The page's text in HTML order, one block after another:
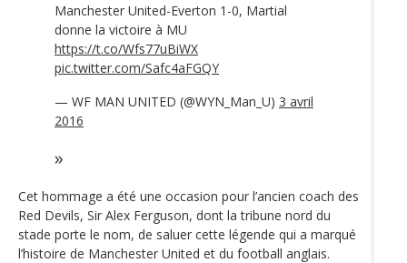
Manchester United-Everton 1-0, Martial
donne la victoire à MU
https://t.co/Wfs77uBiWX
pic.twitter.com/Safc4aFGQY
— WF MAN UNITED (@WYN_Man_U) 3 avril
2016
Cet hommage a été une occasion pour l’ancien coach des
Red Devils, Sir Alex Ferguson, dont la tribune nord du
stade porte le nom, de saluer cette légende qui a marqué
l’histoire de Manchester United et du football anglais.